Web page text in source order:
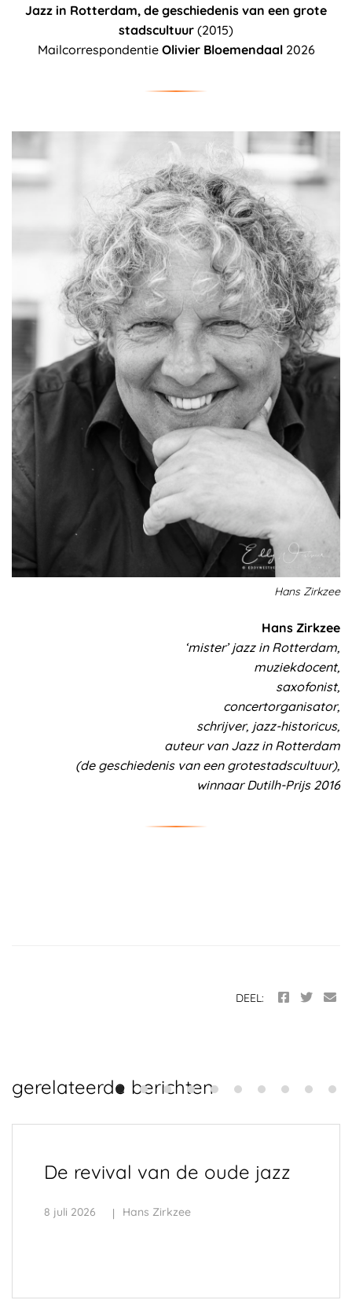
Jazz in Rotterdam, de geschiedenis van een grote
stadscultuur (2015)
Mailcorrespondentie Olivier Bloemendaal2026
Hans Zirkzee
Hans Zirkzee
‘mister’ jazz in Rotterdam,
muziekdocent,
saxofonist,
concertorganisator,
schrijver, jazz-historicus,
auteur van Jazz in Rotterdam
(de geschiedenis van een grotestadscultuur),
winnaar Dutilh-Prijs 2016
DEEL:
gerelateerde berichten
De revival van de oude jazz
8 juli 2026 Hans Zirkzee